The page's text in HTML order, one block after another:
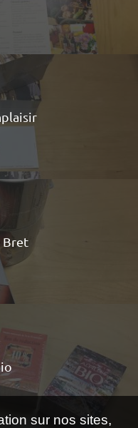
Bret
sur nos sites,